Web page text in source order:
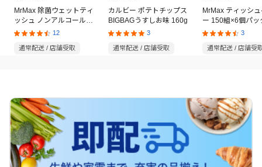
MrMax 除菌ウェットティ
ッシュ ノンアルコールタ
イプ 60枚×8個パック
12
通常配送 / 店舗受取
カルビー ポテトチップス
BIGBAGうすしお味 160g
3
通常配送 / 店舗受取
MrMax ティッシ
ー 150組×6個パッ
3
通常配送 / 店舗受